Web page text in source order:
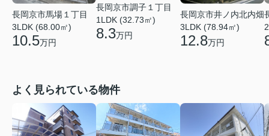
長岡京市馬場１丁目
3LDK (68.00㎡)
10.5万円
長岡京市調子１丁目
1LDK (32.73㎡)
8.3万円
長岡京市井ノ内北内畑
3LDK (78.94㎡)
12.8万円
よく見られている物件